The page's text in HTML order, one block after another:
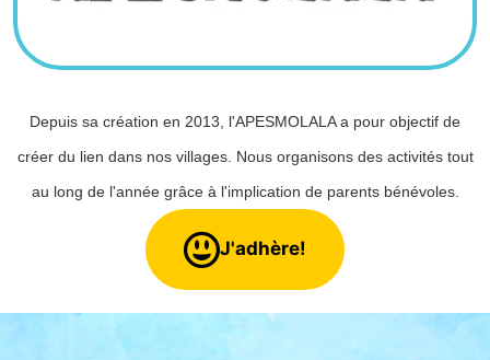
Depuis sa création en 2013, l'APESMOLALA a pour objectif de
créer du lien dans nos villages. Nous organisons des activités tout
au long de l'année grâce à l'implication de parents bénévoles.
J'adhère!